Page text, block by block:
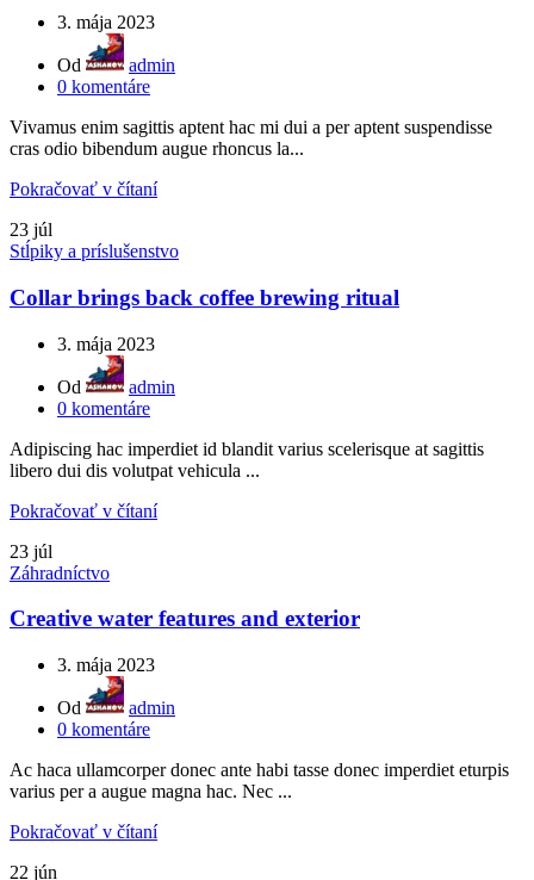
3. mája 2023
Od
admin
0 komentáre
Vivamus enim sagittis aptent hac mi dui a per aptent suspendisse
cras odio bibendum augue rhoncus la...
Pokračovať v čítaní
23 júl
Stĺpiky a príslušenstvo
Collar brings back coffee brewing ritual
3. mája 2023
Od
admin
0 komentáre
Adipiscing hac imperdiet id blandit varius scelerisque at sagittis
libero dui dis volutpat vehicula ...
Pokračovať v čítaní
23 júl
Záhradníctvo
Creative water features and exterior
3. mája 2023
Od
admin
0 komentáre
Ac haca ullamcorper donec ante habi tasse donec imperdiet eturpis
varius per a augue magna hac. Nec ...
Pokračovať v čítaní
22 jún